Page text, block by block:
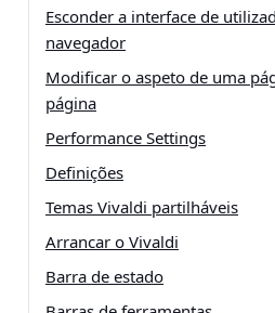
Esconder a interface de
navegador
Modificar o aspeto de uma
página
Performance Settings
Definições
Temas Vivaldi partilháveis
Arrancar o Vivaldi
Barra de estado